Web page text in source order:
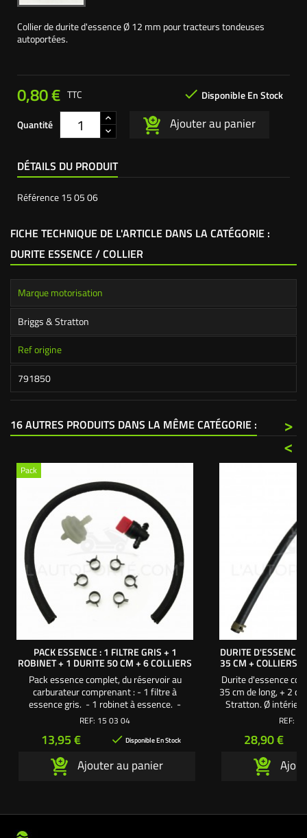
Collier de durite d'essence Ø 12 mm pour tracteurs tondeuses
autoportées.
0,80 €  Disponible En Stock
TTC
Quantité Ajouter au panier
DÉTAILS DU PRODUIT
Référence15 05 06
FICHE TECHNIQUE DE L'ARTICLE DANS LA CATÉGORIE :
DURITE ESSENCE / COLLIER
Marque motorisation
Briggs & Stratton
Ref origine
791850
16 AUTRES PRODUITS DANS LA MÊME CATÉGORIE :
>
<
Pack
PACK ESSENCE : 1 FILTRE GRIS + 1
ROBINET + 1 DURITE 50 CM + 6 COLLIERS
Pack essence complet, du réservoir au
carburateur comprenant : - 1 filtre à
essence gris. - 1 robinet à essence. -
1 durite d'essence tressée renforcée
tondeuses autoportées Une création
exclusive L'autoporté.com ®
REF: 15 03 04
Prix
13,95 €  Disponible En Stock
Ajouter au panier
DURITE
35 CM + COLLIERS
Durite d'essence
35 cm de long, + 2
Stratton. Ø
12 mm. Durite
REF:
Prix
28,90 €